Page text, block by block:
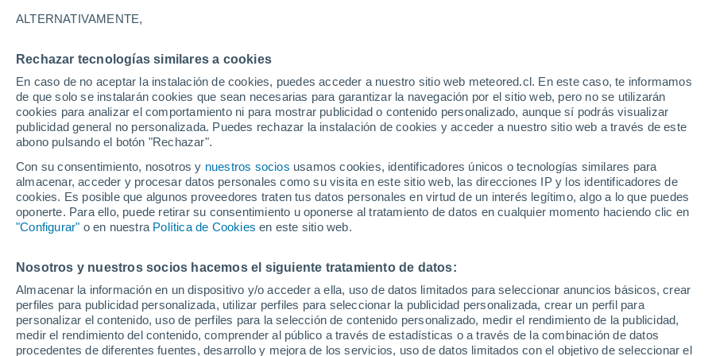
ALTERNATIVAMENTE,
Rechazar tecnologías similares a cookies
En caso de no aceptar la instalación de cookies, puedes acceder a nuestro sitio web meteored.cl. En este caso, te informamos
de que solo se instalarán cookies que sean necesarias para garantizar la navegación por el sitio web, pero no se utilizarán
cookies para analizar el comportamiento ni para mostrar publicidad o contenido personalizado, aunque sí podrás visualizar
publicidad general no personalizada. Puedes rechazar la instalación de cookies y acceder a nuestro sitio web a través de este
abono pulsando el botón "Rechazar".
Con su consentimiento, nosotros y nuestros socios usamos cookies, identificadores únicos o tecnologías similares para
almacenar, acceder y procesar datos personales como su visita en este sitio web, las direcciones IP y los identificadores de
cookies. Es posible que algunos proveedores traten tus datos personales en virtud de un interés legítimo, algo a lo que puedes
oponerte. Para ello, puede retirar su consentimiento u oponerse al tratamiento de datos en cualquier momento haciendo clic en
"Configurar" o en nuestra Política de Cookies en este sitio web.
Nosotros y nuestros socios hacemos el siguiente tratamiento de datos:
Almacenar la información en un dispositivo y/o acceder a ella, uso de datos limitados para seleccionar anuncios básicos, crear
perfiles para publicidad personalizada, utilizar perfiles para seleccionar la publicidad personalizada, crear un perfil para
personalizar el contenido, uso de perfiles para la selección de contenido personalizado, medir el rendimiento de la publicidad,
medir el rendimiento del contenido, comprender al público a través de estadísticas o a través de la combinación de datos
procedentes de diferentes fuentes, desarrollo y mejora de los servicios, uso de datos limitados con el objetivo de seleccionar el
Gráfica del tiempo por horas en Las Cabezas de San Juan
SÍMBOLO TEMPERATURA VIENTO PRECIPITACIÓN
00 03 06 09 12 15 18 21 00 03 06 09 12 15 18 21 00 03 06 09 12 15 18 21 00
26°
24°
23°
37°
38°
34°
28°
26°
24°
23°
36°
37°
27°
24°
22°
21°
35°
36°
25°